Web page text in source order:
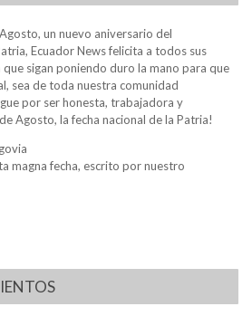
un nuevo aniversario del
Ecuador News felicita a todos sus
sigan poniendo duro la mano para que
sea de toda nuestra comunidad
por ser honesta, trabajadora y
Agosto, la fecha nacional de la Patria!
magna fecha, escrito por nuestro